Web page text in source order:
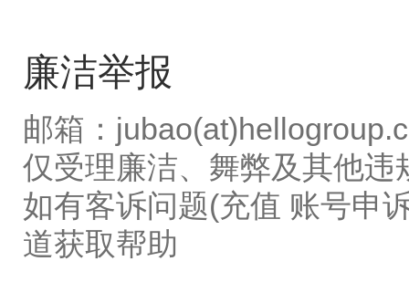
廉洁举报
邮箱：
仅受理廉洁、舞弊及其他违
如有客诉问题(充值 账号申
道获取帮助